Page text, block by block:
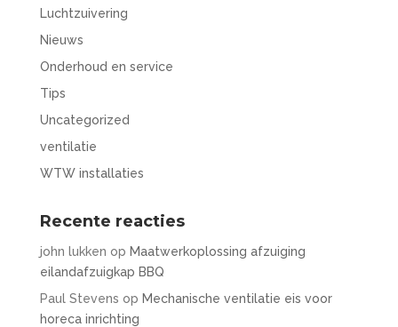
Luchtzuivering
Nieuws
Onderhoud en service
Tips
Uncategorized
ventilatie
WTW installaties
Recente reacties
john lukken op Maatwerkoplossing afzuiging
eilandafzuigkap BBQ
Paul Stevens op Mechanische ventilatie eis voor
horeca inrichting